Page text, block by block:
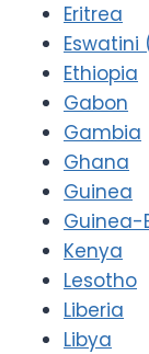
Eritrea
Eswatini
Ethiopia
Gabon
Gambia
Ghana
Guinea
Guinea-
Kenya
Lesotho
Liberia
Libya